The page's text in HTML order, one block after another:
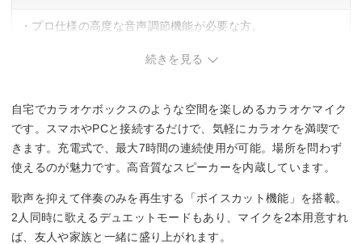
・プロ仕様の高度な音声調節機能が必要な方。
続きを見る
自宅でカラオケボックスのような空間を楽しめるカラオケマイク
です。スマホやPCと接続するだけで、気軽にカラオケを満喫で
きます。充電式で、最大7時間の連続使用が可能。場所を問わず
使えるのが魅力です。高音質なスピーカーを内蔵しています。
歌声を抑えて伴奏のみを再生する「ボイスカット機能」を搭載。
2人同時に歌えるデュエットモードもあり、マイクを2本用意すれ
ば、友人や家族と一緒に盛り上がれます。